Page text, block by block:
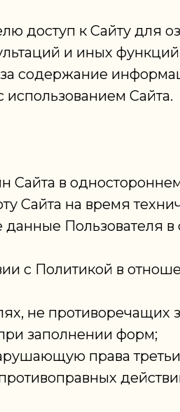
доступ к Сайту для
и иных
за содержание
Сайта.
Сайта в
Сайта на время
Пользователя в
с Политикой в
не противоречащих
заполнении форм;
права